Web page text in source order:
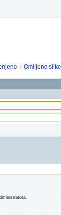
Omiljene slike
.